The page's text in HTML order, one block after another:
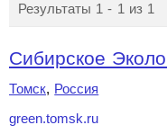
Результаты 1 - 1 из 1
Сибирское
Томск, Россия
green.tomsk.ru